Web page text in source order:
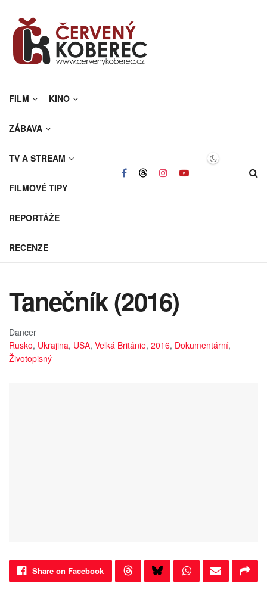
FILM KINO
ZÁBAVA
TV A STREAM
FILMOVÉ TIPY
REPORTÁŽE
RECENZE
Tanečník (2016)
Dancer
Rusko, Ukrajina, USA, Velká Británie, 2016, Dokumentární,
Životopisný
Share on Facebook